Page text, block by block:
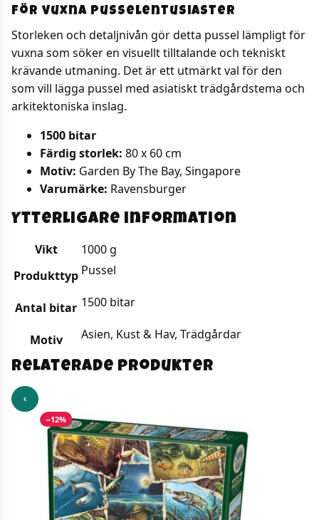
För vuxna pusselentusiaster
Storleken och detaljnivån gör detta pussel lämpligt för
vuxna som söker en visuellt tilltalande och tekniskt
krävande utmaning. Det är ett utmärkt val för den
som vill lägga pussel med asiatiskt trädgårdstema och
arkitektoniska inslag.
1500 bitar
Färdig storlek: 80 x 60 cm
Motiv: Garden By The Bay, Singapore
Varumärke: Ravensburger
Ytterligare information
Vikt
1000 g
Produkttyp Pussel
Antal bitar 1500 bitar
Motiv Asien, Kust & Hav, Trädgårdar
Relaterade produkter
‹
−12%